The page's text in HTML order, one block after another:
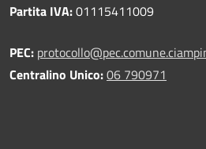
Partita IVA:01115411009
PEC:
Centralino Unico:06 790971